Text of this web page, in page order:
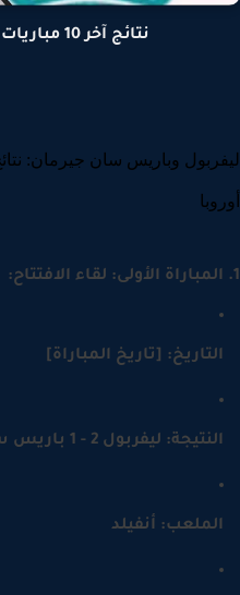
نتائج آخر 10 مباريات بين ليفربول وباريس
[تاريخ المباراة]
ليفربول 2 - 1 باريس سان جيرمان
أنفيلد